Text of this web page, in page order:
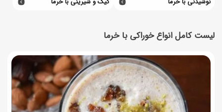
لیست کامل انواع خوراکی با خرما